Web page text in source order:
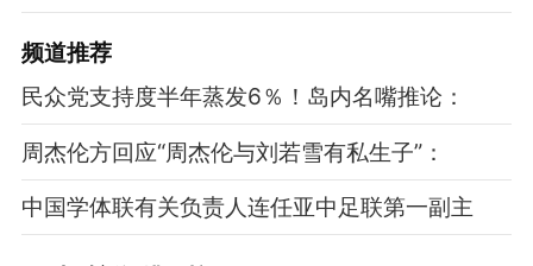
频道推荐
民众党支持度半年蒸发6％！岛内名嘴推论：
周杰伦方回应“周杰伦与刘若雪有私生子”：
中国学体联有关负责人连任亚中足联第一副主